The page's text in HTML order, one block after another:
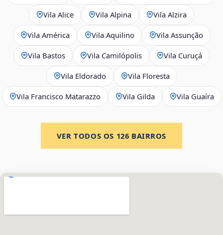
Vila Alice Vila Alpina Vila Alzira
Vila América Vila Aquilino Vila Assunção
Vila Bastos Vila Camilópolis Vila Curuçá
Vila Eldorado Vila Floresta
Vila Francisco Matarazzo Vila Gilda Vila Guaíra
VER TODOS OS 126 BAIRROS